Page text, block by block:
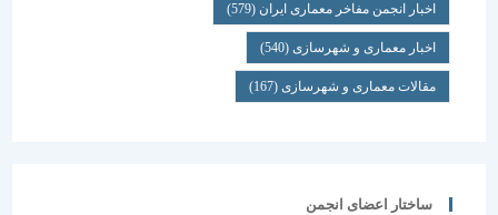
اخبار انجمن مفاخر معماری ایران (579)
اخبار معماری و شهرسازی(540)
مقالات معماری و شهرسازی(167)
ساختار اعضای انجمن